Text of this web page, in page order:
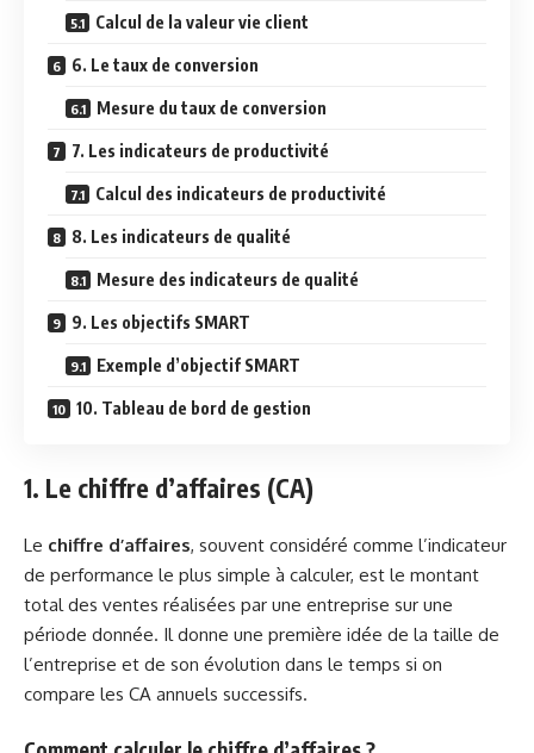
Calcul de la valeur vie client
6. Le taux de conversion
Mesure du taux de conversion
7. Les indicateurs de productivité
Calcul des indicateurs de productivité
8. Les indicateurs de qualité
Mesure des indicateurs de qualité
9. Les objectifs SMART
Exemple d’objectif SMART
10. Tableau de bord de gestion
1. Le chiffre d’affaires (CA)
Le chiffre d’affaires, souvent considéré comme l’indicateur
de performance le plus simple à calculer, est le montant
total des ventes réalisées par une entreprise sur une
période donnée. Il donne une première idée de la taille de
l’entreprise et de son évolution dans le temps si on
compare les CA annuels successifs.